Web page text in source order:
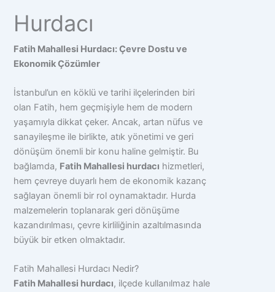
Hurdacı
Fatih Mahallesi Hurdacı: Çevre Dostu ve
Ekonomik Çözümler
İstanbul’un en köklü ve tarihi ilçelerinden biri
olan Fatih, hem geçmişiyle hem de modern
yaşamıyla dikkat çeker. Ancak, artan nüfus ve
sanayileşme ile birlikte, atık yönetimi ve geri
dönüşüm önemli bir konu haline gelmiştir. Bu
bağlamda, Fatih Mahallesi hurdacı hizmetleri,
hem çevreye duyarlı hem de ekonomik kazanç
sağlayan önemli bir rol oynamaktadır. Hurda
malzemelerin toplanarak geri dönüşüme
kazandırılması, çevre kirliliğinin azaltılmasında
büyük bir etken olmaktadır.
Fatih Mahallesi Hurdacı Nedir?
Fatih Mahallesi hurdacı, ilçede kullanılmaz hale